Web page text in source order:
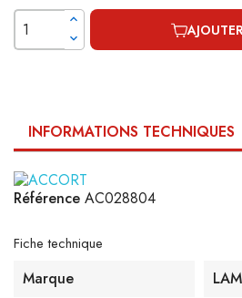
INFORMATIONS TECHNIQUES
Référence AC028804
Fiche technique
Marque